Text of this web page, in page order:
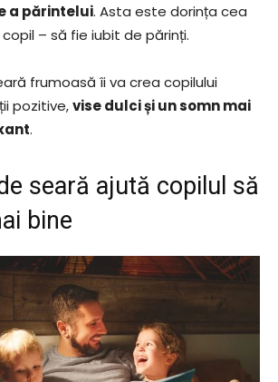
a părintelui. Asta este dorința cea
– să fie iubit de părinți.
frumoasă îi va crea copilului
pozitive,vise dulci și un somn mai
.
seară ajută copilul să
bine